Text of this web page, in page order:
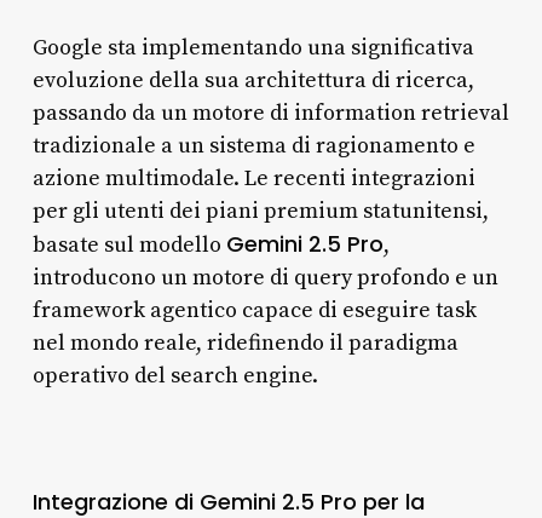
Google sta implementando una significativa
evoluzione della sua architettura di ricerca,
passando da un motore di information retrieval
tradizionale a un sistema di ragionamento e
azione multimodale. Le recenti integrazioni
per gli utenti dei piani premium statunitensi,
basate sul modello Gemini 2.5 Pro,
introducono un motore di query profondo e un
framework agentico capace di eseguire task
nel mondo reale, ridefinendo il paradigma
operativo del search engine.
Integrazione di Gemini 2.5 Pro per la